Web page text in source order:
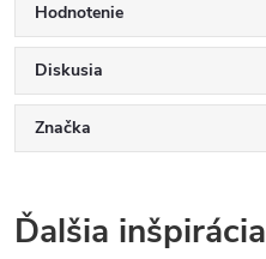
Hodnotenie
Diskusia
Značka
Ďalšia inšpirácia